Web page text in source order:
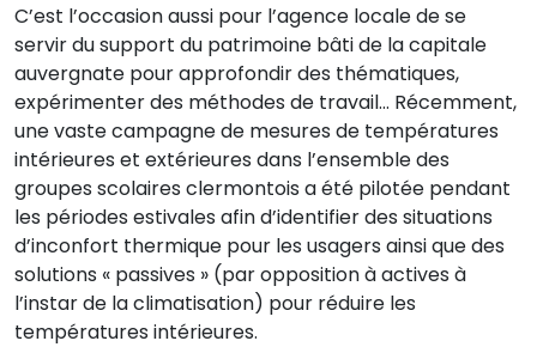
C’est l’occasion aussi pour l’agence locale de se
servir du support du patrimoine bâti de la capitale
auvergnate pour approfondir des thématiques,
expérimenter des méthodes de travail… Récemment,
une vaste campagne de mesures de températures
intérieures et extérieures dans l’ensemble des
groupes scolaires clermontois a été pilotée pendant
les périodes estivales afin d’identifier des situations
d’inconfort thermique pour les usagers ainsi que des
solutions « passives » (par opposition à actives à
l’instar de la climatisation) pour réduire les
températures intérieures.